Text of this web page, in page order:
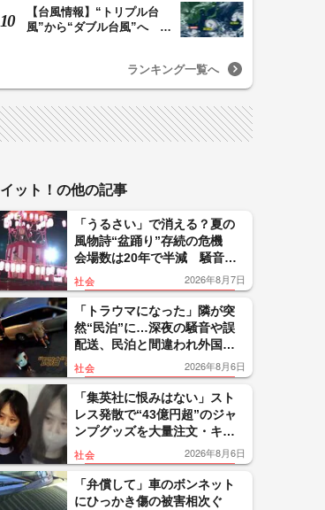
【台風情報】“トリプル台
風”から“ダブル台風”へ 13
ランキング一覧へ
イット！の他の記事
「うるさい」で消える？夏の
風物詩“盆踊り”存続の危機
会場数は20年で半減 騒音対
策で“サイレント盆ダンス”も
社会 2026年8月7日
「トラウマになった」隣が突
然“民泊”に…深夜の騒音や誤
配送、民泊と間違われ外国人
客が玄関取り囲む 住民悲
鳴 東京・大田区
社会 2026年8月6日
「集英社に恨みはない」スト
レス発散で“43億円超”のジャ
ンプグッズを大量注文・キャ
ンセルか 32歳女を逮捕「品
切れ前に買うと満足感」
社会 2026年8月6日
「弁償して」車のボンネット
にひっかき傷の被害相次ぐ